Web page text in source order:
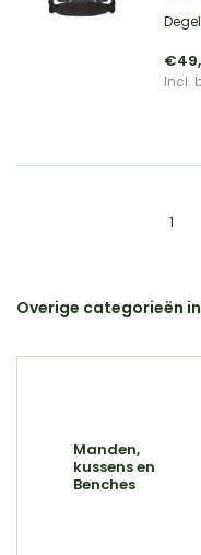
Incl.
1
Overige categorieën
Manden,
kussens en
Benches